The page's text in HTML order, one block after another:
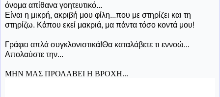
όνομα απίθανα γοητευτικό...
Είναι η μικρή, ακριβή μου φίλη...που με στηρίζει και τη
στηρίζω. Κάπου εκεί μακριά, μα πάντα τόσο κοντά μου!
Γράφει απλά συγκλονιστικά!Θα καταλάβετε τι εννοώ...
Απολαύστε την...
ΜΗΝ ΜΑΣ ΠΡΟΛΑΒΕΙ Η ΒΡΟΧΗ...